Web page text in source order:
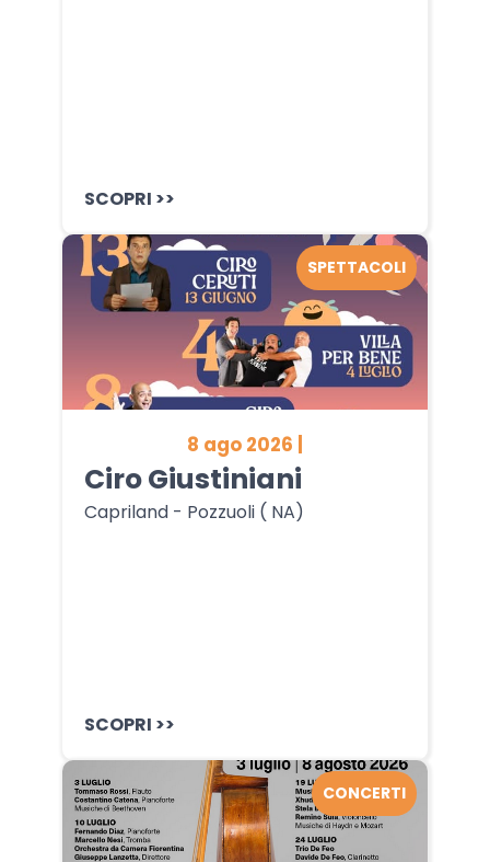
SCOPRI >>
8 ago 2026 |
Ciro Giustiniani
Capriland - Pozzuoli ( NA)
SCOPRI >>
SPETTACOLI
CONCERTI